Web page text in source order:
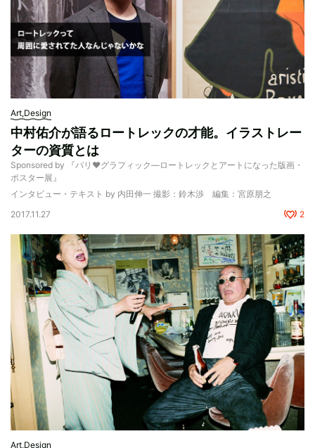
Art,Design
中村佑介が語るロートレックの才能。イラストレー
ターの資質とは
Sponsored by 『パリ♥グラフィック―ロートレックとアートになった版画・
ポスター展』
インタビュー・テキスト by 内田伸一 撮影：鈴木渉 編集：宮原朋之
2017.11.27
2
Art,Design